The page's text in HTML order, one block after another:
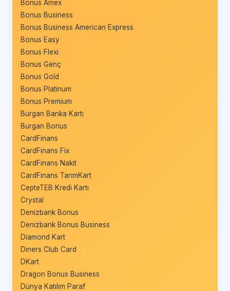
Bonus Amex
Bonus Business
Bonus Business American Express
Bonus Easy
Bonus Flexi
Bonus Genç
Bonus Gold
Bonus Platinum
Bonus Premium
Burgan Banka Kartı
Burgan Bonus
CardFinans
CardFinans Fix
CardFinans Nakit
CardFinans TarımKart
CepteTEB Kredi Kartı
Crystal
Denizbank Bonus
Denizbank Bonus Business
Diamond Kart
Diners Club Card
DKart
Dragon Bonus Business
Dünya Katılım Paraf